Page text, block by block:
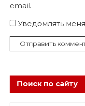
email.
Уведомлять
Поиск по сайту